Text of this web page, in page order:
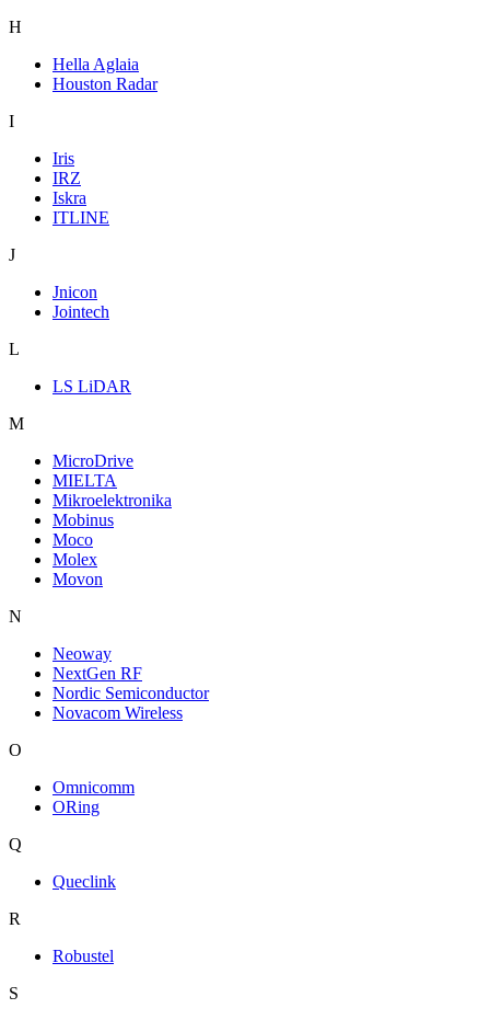
H
Hella Aglaia
Houston Radar
I
Iris
IRZ
Iskra
ITLINE
J
Jnicon
Jointech
L
LS LiDAR
M
MicroDrive
MIELTA
Mikroelektronika
Mobinus
Moco
Molex
Movon
N
Neoway
NextGen RF
Nordic Semiconductor
Novacom Wireless
O
Omnicomm
ORing
Q
Queclink
R
Robustel
S